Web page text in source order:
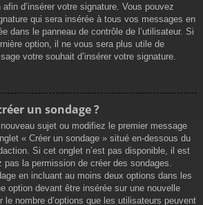
d’insérer votre signature. Vous pouvez
qui sera insérée à tous vos messages en
dans le panneau de contrôle de l’utilisateur. Si
option, il ne vous sera plus utile de
votre souhait d’insérer votre signature.
un sondage ?
sujet ou modifiez le premier message
« Créer un sondage » situé en-dessous du
Si cet onglet n’est pas disponible, il est
pas la permission de créer des sondages.
en incluant au moins deux options dans les
option devant être insérée sur une nouvelle
le nombre d’options que les utilisateurs peuvent